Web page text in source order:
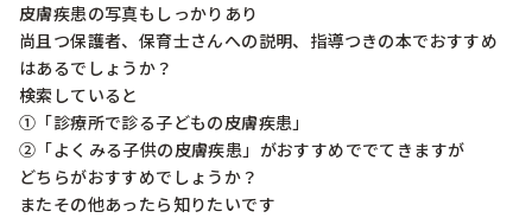
皮膚疾患の写真もしっかりあり
尚且つ保護者、保育士さんへの説明、指導つきの本でおすすめ
はあるでしょうか？
検索していると
①「診療所で診る子どもの皮膚疾患」
②「よくみる子供の皮膚疾患」がおすすめででてきますが
どちらがおすすめでしょうか？
またその他あったら知りたいです